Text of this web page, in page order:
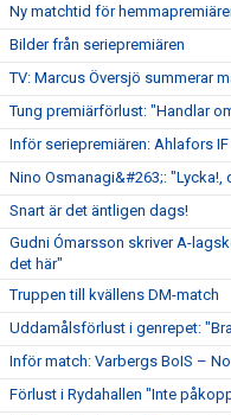
Ny matchtid för
Bilder från seriepremiären
TV: Marcus Översjö summerar
Tung premiärförlust: "Handlar
Inför seriepremiären: Ahlafors
Nino Osmanagi&#263;: "Lycka!,
Snart är det äntligen dags!
Gudni Ómarsson skriver A-
det här"
Truppen till kvällens DM-match
Uddamålsförlust i genrepet:
Inför match: Varbergs BoIS –
Förlust i Rydahallen "Inte